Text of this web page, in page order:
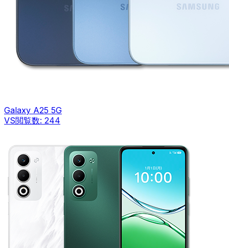
Galaxy A25 5G
VS閲覧数: 244